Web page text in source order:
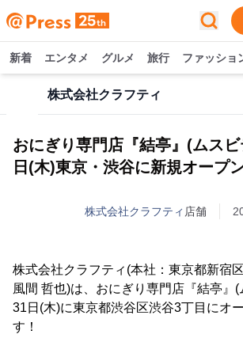
新着 エンタメ グルメ 旅行 ファッショ
株式会社クラフティ
おにぎり専門店『結亭』(ムス
日(木)東京・渋谷に新規オープ
株式会社クラフティ 店舗
株式会社クラフティ(本社：東京都新宿
風間 哲也)は、おにぎり専門店『結亭』(
31日(木)に東京都渋谷区渋谷3丁目にオ
す！